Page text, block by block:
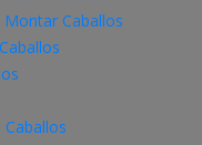
Montar Caballos
Caballos